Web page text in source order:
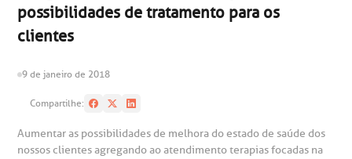
de consultas e exames
SACHospital BP
e Pesquisa
de Oncologia e Hematologia
possibilidades de tratamento para os
clientes
9 de janeiro de 2018
Compartilhe:
Aumentar as possibilidades de melhora do estado de saúde dos
nossos clientes agregando ao atendimento terapias focadas na